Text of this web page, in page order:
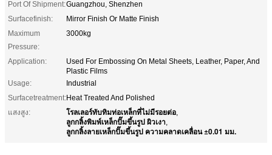
Port Of Shipment:Guangzhou, Shenzhen
Surfacefinish:
Mirror Finish Or Matte Finish
Maximum
Pressure:
3000kg
Application:
Used For Embossing On Metal Sheets, Leather, Paper, And
Plastic Films
Usage:
Industrial
Surfacetreatment:Heat Treated And Polished
แสงสูง:
โรลเลอร์ทับทิมท่อเหล็กที่ไม่มีรอยต่อ,
ลูกกลิ้งพิมพ์เหล็กปั๊มขึ้นรูป ผิวเงา,
ลูกกลิ้งลายเหล็กปั๊มขึ้นรูป ความคลาดเคลื่อน ±0.01 มม.